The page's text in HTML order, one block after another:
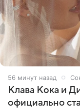
56 минут назад
Клава Кока и
официально